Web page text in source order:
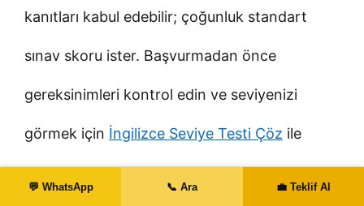
kanıtları kabul edebilir; çoğunluk standart
sınav skoru ister. Başvurmadan önce
gereksinimleri kontrol edin ve seviyenizi
görmek için İngilizce Seviye Testi Çöz ile
hızlıca durumunuzu ölçün.
💬 WhatsApp 📞 Ara 💼 Teklif Al